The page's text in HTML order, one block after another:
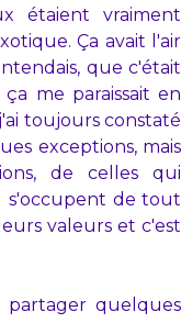
étaient vraiment
Ça avait l'air
que c'était
me paraissait en
toujours constaté
exceptions, mais
de celles qui
s'occupent de tout
valeurs et c'est
partager quelques